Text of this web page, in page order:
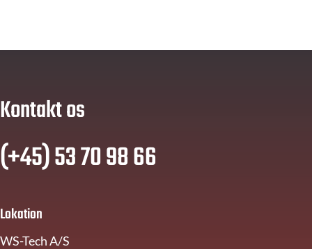
Kontakt os
(+45)53 70 98 66
Lokation
WS-Tech A/S